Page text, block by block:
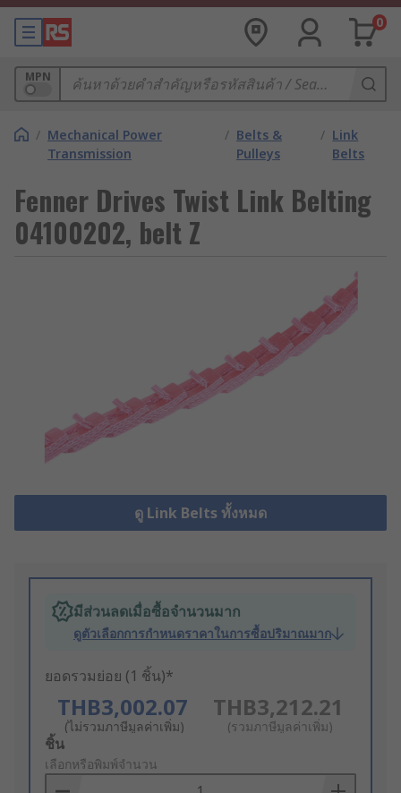
0
MPN
/ Mechanical Power
Transmission
/ Belts &
Pulleys
/ Link
Belts
Fenner Drives Twist Link Belting
04100202, belt Z
ดู Link Belts ทั้งหมด
มีส่วนลดเมื่อซื้อจำนวนมาก
ดูตัวเลือกการกำหนดราคาในการซื้อปริมาณมาก
ยอดรวมย่อย (1 ชิ้น)*
THB3,002.07
(ไม่รวมภาษีมูลค่าเพิ่ม)
THB3,212.21
(รวมภาษีมูลค่าเพิ่ม)
Add
to
Basket
ชิ้น
เลือกหรือพิมพ์จำนวน